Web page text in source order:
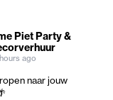
Piet Party &
ago
naar jouw